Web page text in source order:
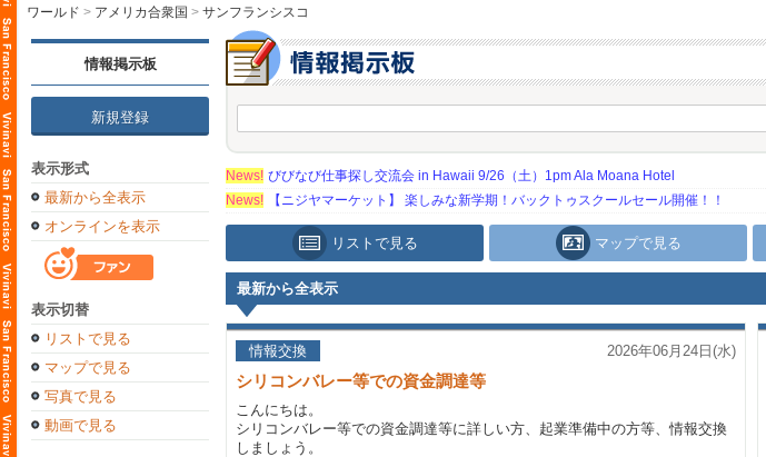
ワールド > アメリカ合衆国 > サンフランシスコ
情報掲示板
新規登録
表示形式
最新から全表示
オンラインを表示
表示切替
リストで見る
マップで見る
写真で見る
動画で見る
News! びびなび仕事探し交流会 in Hawaii 9/26（土）1pm Ala Moana Hotel
News!
【ニジヤマーケット】 楽しみな新学期！バックトゥスクールセール開催！！
リストで見る マップで見る
最新から全表示
情報交換 2026年06月24日(水)
シリコンバレー等での資金調達等
こんにちは。
シリコンバレー等での資金調達等に詳しい方、起業準備中の方等、情報交換
しましょう。